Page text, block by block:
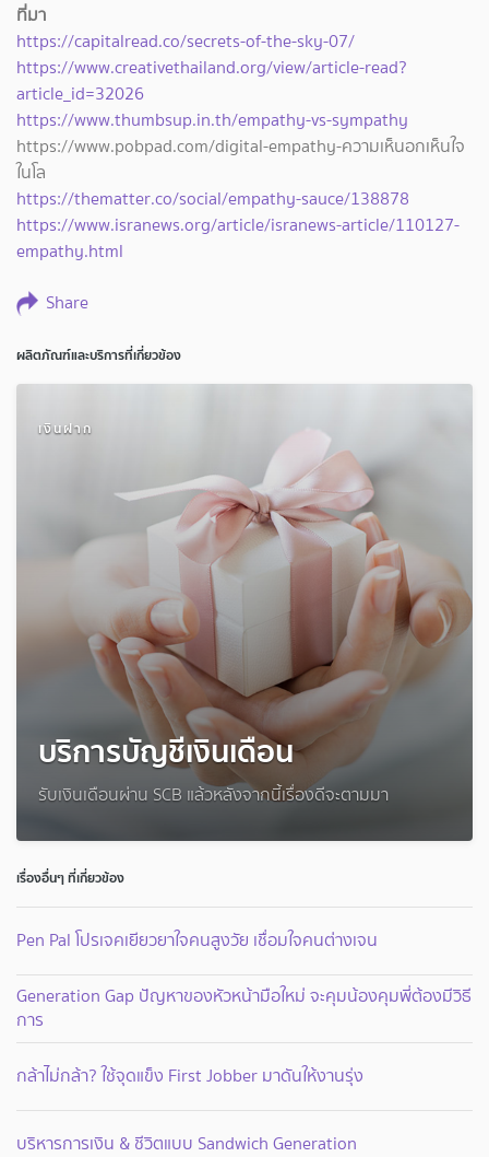
ที่มา
https://capitalread.co/secrets-of-the-sky-07/
https://www.creativethailand.org/view/article-read?
article_id=32026
https://www.thumbsup.in.th/empathy-vs-sympathy
https://www.pobpad.com/digital-empathy-ความเห็นอกเห็นใจ
ในโล
https://thematter.co/social/empathy-sauce/138878
https://www.isranews.org/article/isranews-article/110127-
empathy.html
Share
ผลิตภัณฑ์และบริการที่เกี่ยวข้อง
เงินฝาก
บริการบัญชีเงินเดือน
รับเงินเดือนผ่าน SCB แล้วหลังจากนี้เรื่องดีจะตามมา
เรื่องอื่นๆ ที่เกี่ยวข้อง
Pen Pal โปรเจคเยียวยาใจคนสูงวัย เชื่อมใจคนต่างเจน
Generation Gap ปัญหาของหัวหน้ามือใหม่ จะคุมน้องคุมพี่ต้องมีวิธี
การ
กล้าไม่กล้า? ใช้จุดแข็ง First Jobber มาดันให้งานรุ่ง
บริหารการเงิน & ชีวิตแบบ Sandwich Generation